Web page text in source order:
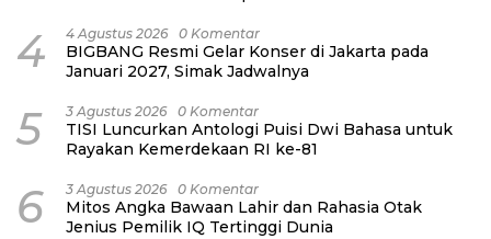
4 4 Agustus 2026 0 Komentar
BIGBANG Resmi Gelar Konser di Jakarta pada
Januari 2027, Simak Jadwalnya
5 3 Agustus 2026 0 Komentar
TISI Luncurkan Antologi Puisi Dwi Bahasa untuk
Rayakan Kemerdekaan RI ke-81
6 3 Agustus 2026 0 Komentar
Mitos Angka Bawaan Lahir dan Rahasia Otak
Jenius Pemilik IQ Tertinggi Dunia